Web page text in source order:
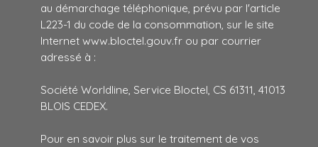
au démarchage téléphonique, prévu par l'article
L223-1 du code de la consommation, sur le site
Internet www.bloctel.gouv.fr ou par courrier
adressé à :
Société Worldline, Service Bloctel, CS 61311, 41013
BLOIS CEDEX.
Pour en savoir plus sur le traitement de vos